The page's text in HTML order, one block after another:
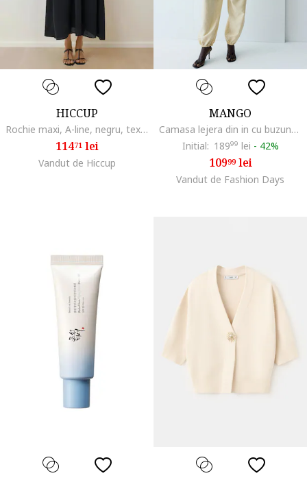
HICCUP
Rochie maxi, A-line, negru, textil
11471lei
Vandut de Hiccup
MANGO
Camasa lejera din in cu buzunar pe piept, Alb
Initial: 18999 lei - 42%
10999lei
Vandut de Fashion Days